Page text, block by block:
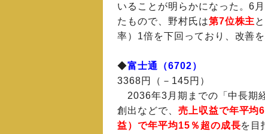
いることが明らかになった。6
たもので、野村氏は第7位株主
率）1倍を下回っており、改善
◆富士通（6702）
3368円（－145円）
2036年3月期までの「中長期
創出などで、 売上収益で年平均
益）で年平均15％超の成長を目